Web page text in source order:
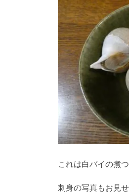
これは白バイの煮
刺身の写真もお見